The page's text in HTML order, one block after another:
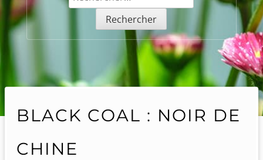
BLACK COAL : NOIR DE
CHINE